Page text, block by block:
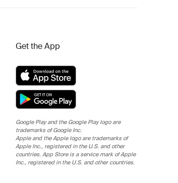
Get the App
Google Play and the Google Play logo are
trademarks of Google Inc.
Apple and the Apple logo are trademarks of
Apple Inc., registered in the U.S. and other
countries. App Store is a service mark of Apple
Inc., registered in the U.S. and other countries.